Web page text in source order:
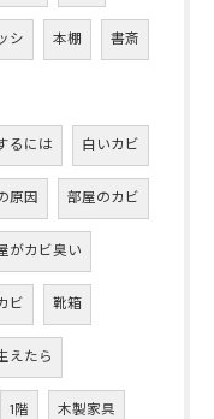
シ 本棚 書斎
るには 白いカビ
原因 部屋のカビ
がカビ臭い
ビ 靴箱
えたら
1階 木製家具